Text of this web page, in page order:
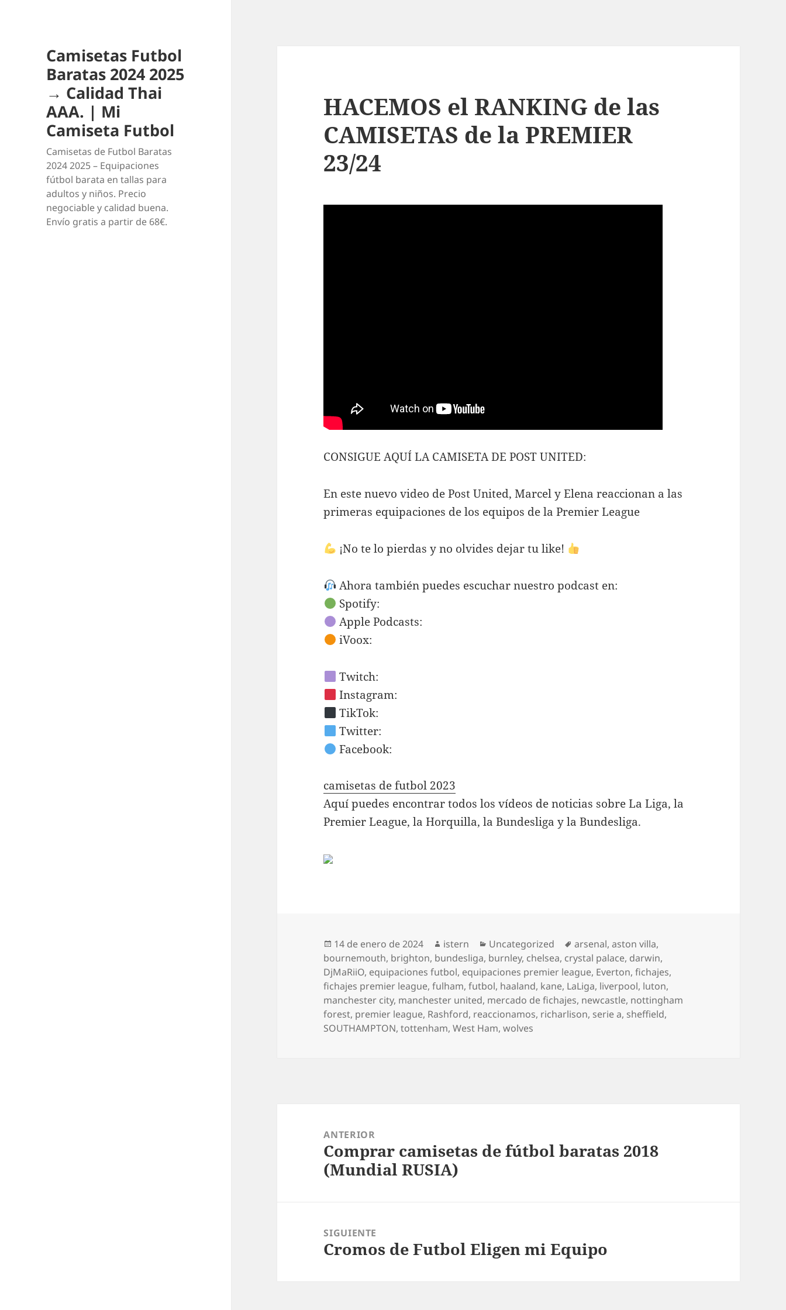
Camisetas Futbol
Baratas 2024 2025
→ Calidad Thai
AAA. | Mi
Camiseta Futbol
Camisetas de Futbol Baratas
2024 2025 – Equipaciones
fútbol barata en tallas para
adultos y niños. Precio
negociable y calidad buena.
Envío gratis a partir de 68€.
HACEMOS el RANKING de las
CAMISETAS de la PREMIER
23/24
CONSIGUE AQUÍ LA CAMISETA DE POST UNITED:
En este nuevo video de Post United, Marcel y Elena reaccionan a las
primeras equipaciones de los equipos de la Premier League
¡No te lo pierdas y no olvides dejar tu like!
Ahora también puedes escuchar nuestro podcast en:
Spotify:
Apple Podcasts:
iVoox:
Twitch:
Instagram:
TikTok:
Twitter:
Facebook:
camisetas de futbol 2023
Aquí puedes encontrar todos los vídeos de noticias sobre La Liga, la
Premier League, la Horquilla, la Bundesliga y la Bundesliga.
Publicado
el
14 de enero de 2024 Autor
istern Categorías
Uncategorized Etiquetas
arsenal,aston villa,
bournemouth, brighton, bundesliga, burnley, chelsea, crystal palace, darwin,
DjMaRiiO, equipaciones futbol, equipaciones premier league, Everton,fichajes,
fichajes premier league,fulham,futbol, haaland, kane, LaLiga, liverpool, luton,
manchester city, manchester united, mercado de fichajes, newcastle, nottingham
forest, premier league, Rashford, reaccionamos, richarlison, serie a, sheffield,
SOUTHAMPTON,tottenham,West Ham,wolves
entradas
ANTERIOR
Entrada
anterior:
Comprar camisetas de fútbol baratas 2018
(Mundial RUSIA)
SIGUIENTE
Entrada
Cromos de Futbol Eligen mi Equipo